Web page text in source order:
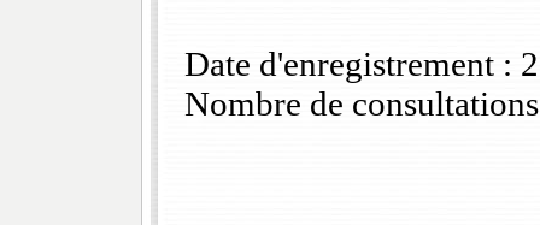
Date d'enregistrement :
Nombre de